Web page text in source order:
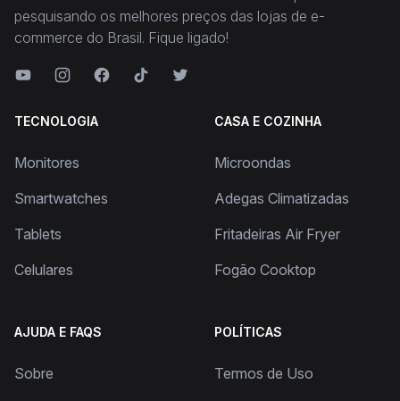
pesquisando os melhores preços das lojas de e-
commerce do Brasil. Fique ligado!
TECNOLOGIA
Monitores
Smartwatches
Tablets
Celulares
CASA E COZINHA
Microondas
Adegas Climatizadas
Fritadeiras Air Fryer
Fogão Cooktop
AJUDA E FAQS
Sobre
POLÍTICAS
Termos de Uso